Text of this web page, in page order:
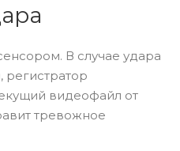
В случае удара
регистратор
видеофайл от
тревожное